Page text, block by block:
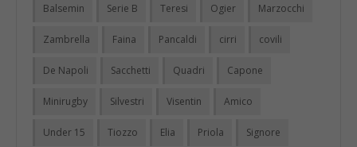
Balsemin Serie B Teresi Ogier Marzocchi
Zambrella Faina Pancaldi cirri covili
De Napoli Sacchetti Quadri Capone
Minirugby Silvestri Visentin Amico
Under 15 Tiozzo Elia Priola Signore